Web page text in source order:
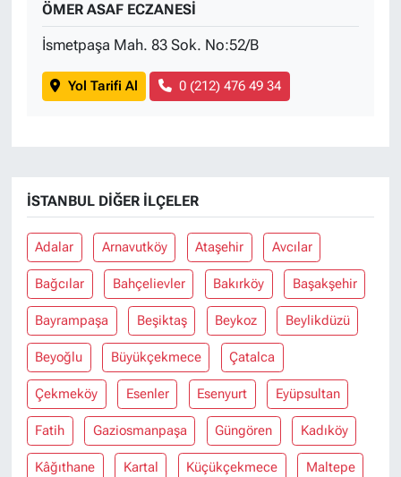
ÖMER ASAF ECZANESİ
İsmetpaşa Mah. 83 Sok. No:52/B
Yol Tarifi Al 0 (212) 476 49 34
İSTANBUL DIĞER İLÇELER
Adalar Arnavutköy Ataşehir Avcılar
Bağcılar Bahçelievler Bakırköy Başakşehir
Bayrampaşa Beşiktaş Beykoz Beylikdüzü
Beyoğlu Büyükçekmece Çatalca
Çekmeköy Esenler Esenyurt Eyüpsultan
Fatih Gaziosmanpaşa Güngören Kadıköy
Kâğıthane Kartal Küçükçekmece Maltepe